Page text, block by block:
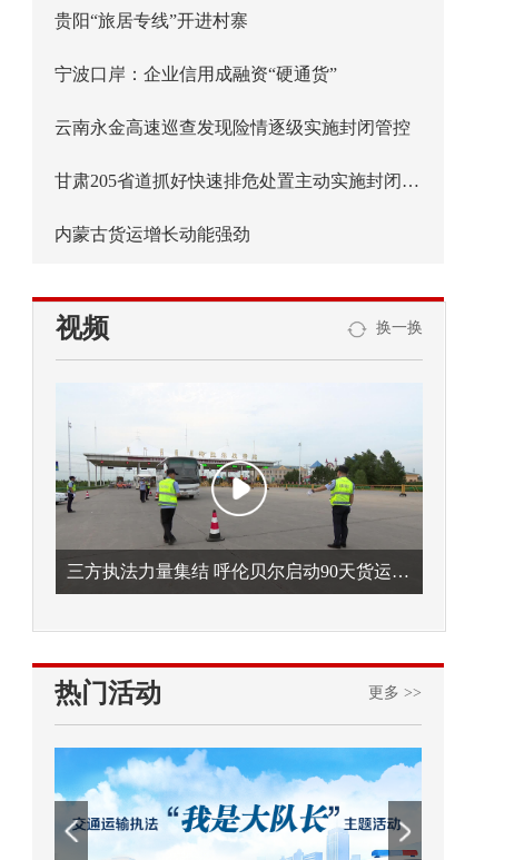
贵阳“旅居专线”开进村寨
宁波口岸：企业信用成融资“硬通货”
云南永金高速巡查发现险情逐级实施封闭管控
甘肃205省道抓好快速排危处置主动实施封闭管控
内蒙古货运增长动能强劲
视频 换一换
三方执法力量集结 呼伦贝尔启动90天货运车辆违法专项整治
热门活动 更多 >>